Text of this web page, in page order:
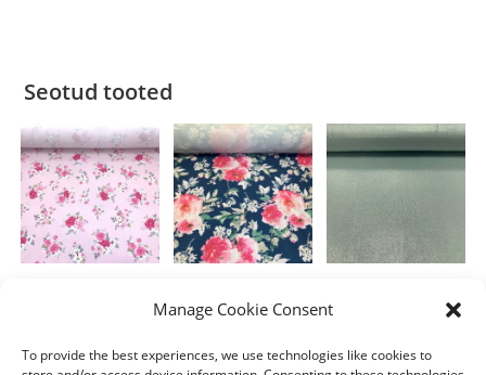
Manage Cookie Consent
To provide the best experiences, we use technologies like cookies to
Seotud tooted
4.00€ /m
Pojengikimp